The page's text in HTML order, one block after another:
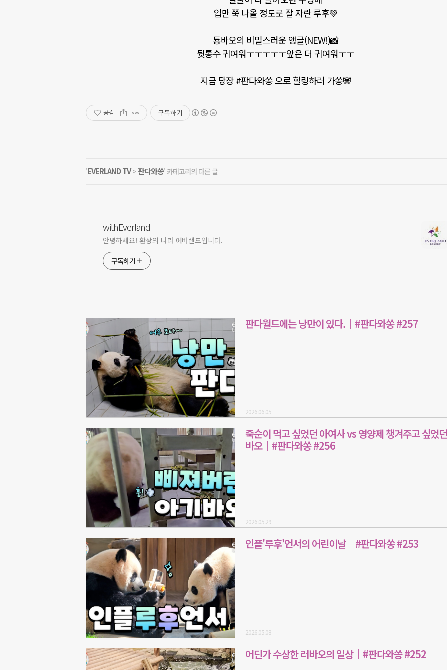
입만 쭉 나올 정도로 잘 자란 루후💚
툥바오의 비밀스러운 앵글(NEW!)📸
뒷통수 귀여워ㅜㅜㅜㅜㅜ앞은 더 귀여워ㅜㅜ
지금 당장 #판다와쏭 으로 힐링하러 가쏭🐼
공감 구독하기
'EVERLAND TV>판다와쏭' 카테고리의 다른 글
withEverland
안녕하세요! 환상의 나라 에버랜드입니다.
구독하기
판다월드에는 낭만이 있다.｜#판다와쏭 #257
2026.06.05
죽순이 먹고 싶었던 아여사 vs 영양제 챙겨주고 싶었
바오｜#판다와쏭 #256
2026.05.29
인플'루후'언서의 어린이날｜#판다와쏭 #253
2026.05.08
어딘가 수상한 러바오의 일상｜#판다와쏭 #252